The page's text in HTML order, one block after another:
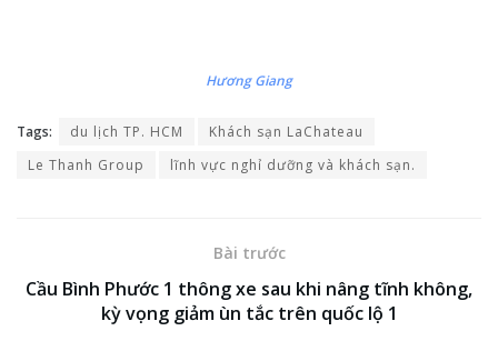
Hương Giang
Tags: du lịch TP. HCM
Khách sạn LaChateau
Le Thanh Group
lĩnh vực nghỉ dưỡng và khách sạn.
Bài trước
Cầu Bình Phước 1 thông xe sau khi nâng tĩnh không,
kỳ vọng giảm ùn tắc trên quốc lộ 1